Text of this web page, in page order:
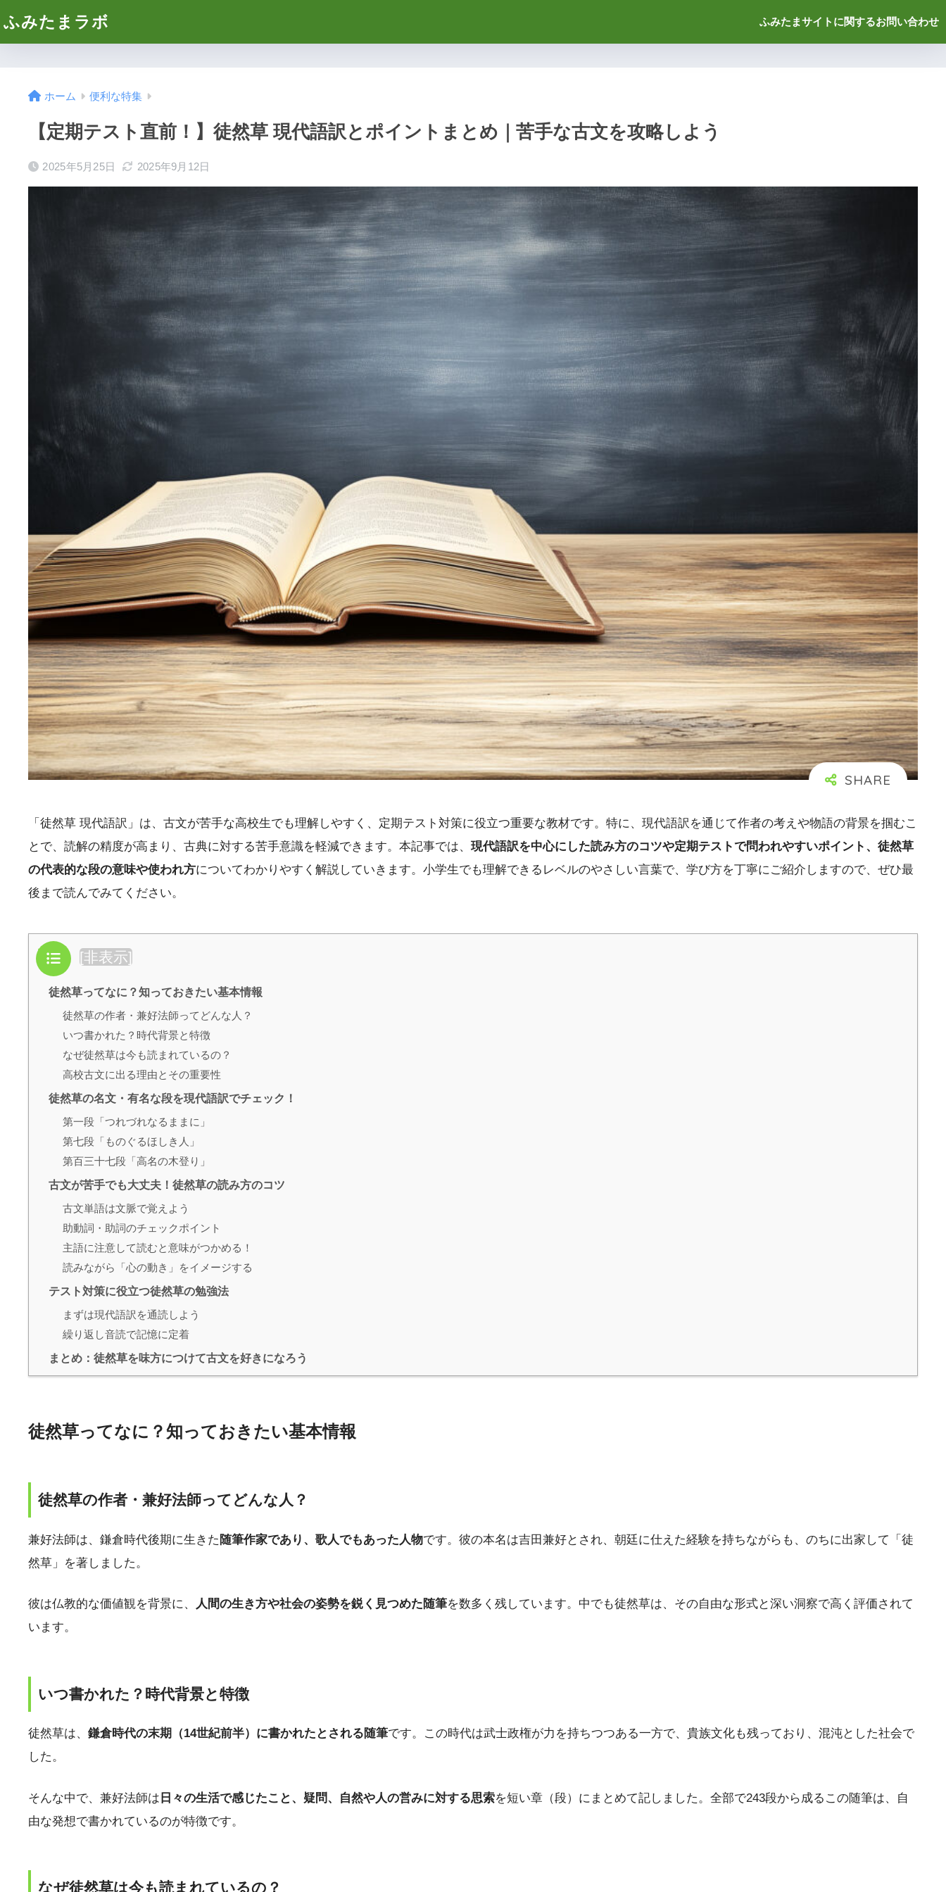
ふみたまラボ ふみたまサイトに関するお問い合わせ
ホーム 便利な特集
【定期テスト直前！】徒然草 現代語訳とポイントまとめ｜苦手な古文を攻略しよう
2025年5月25日 2025年9月12日
「徒然草 現代語訳」は、古文が苦手な高校生でも理解しやすく、定期テスト対策に役立つ重要な教材です。特に、現代語訳を通じて作者の考えや物語の背景を掴むこ
とで、読解の精度が高まり、古典に対する苦手意識を軽減できます。本記事では、 現代語訳を中心にした読み方のコツや定期テストで問われやすいポイント、徒然草
の代表的な段の意味や使われ方についてわかりやすく解説していきます。小学生でも理解できるレベルのやさしい言葉で、学び方を丁寧にご紹介しますので、ぜひ最
後まで読んでみてください。
目次 [非表示]
徒然草ってなに？知っておきたい基本情報
徒然草の作者・兼好法師ってどんな人？
いつ書かれた？時代背景と特徴
なぜ徒然草は今も読まれているの？
高校古文に出る理由とその重要性
徒然草の名文・有名な段を現代語訳でチェック！
第一段「つれづれなるままに」
第七段「ものぐるほしき人」
第百三十七段「高名の木登り」
古文が苦手でも大丈夫！徒然草の読み方のコツ
古文単語は文脈で覚えよう
助動詞・助詞のチェックポイント
主語に注意して読むと意味がつかめる！
読みながら「心の動き」をイメージする
テスト対策に役立つ徒然草の勉強法
まずは現代語訳を通読しよう
繰り返し音読で記憶に定着
まとめ：徒然草を味方につけて古文を好きになろう
徒然草ってなに？知っておきたい基本情報
徒然草の作者・兼好法師ってどんな人？
兼好法師は、鎌倉時代後期に生きた 随筆作家であり、歌人でもあった人物です。彼の本名は吉田兼好とされ、朝廷に仕えた経験を持ちながらも、のちに出家して「徒
然草」を著しました。
彼は仏教的な価値観を背景に、 人間の生き方や社会の姿勢を鋭く見つめた随筆を数多く残しています。中でも徒然草は、その自由な形式と深い洞察で高く評価されて
います。
いつ書かれた？時代背景と特徴
徒然草は、 鎌倉時代の末期（14世紀前半）に書かれたとされる随筆です。この時代は武士政権が力を持ちつつある一方で、貴族文化も残っており、混沌とした社会で
した。
そんな中で、兼好法師は 日々の生活で感じたこと、疑問、自然や人の営みに対する思索を短い章（段）にまとめて記しました。全部で243段から成るこの随筆は、自
由な発想で書かれているのが特徴です。
なぜ徒然草は今も読まれているの？